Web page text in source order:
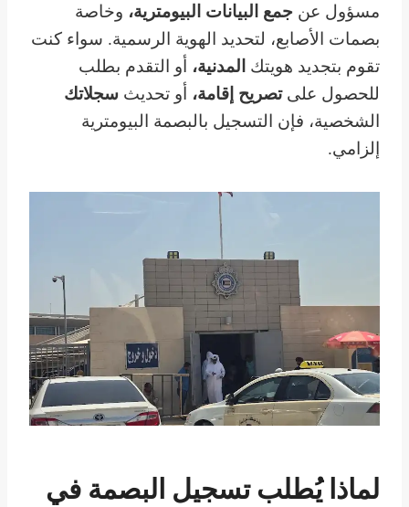
مسؤول عن جمع البيانات البيومترية، وخاصة
بصمات الأصابع، لتحديد الهوية الرسمية. سواء كنت
تقوم بتجديد هويتك المدنية، أو التقدم بطلب
للحصول علىتصريح إقامة، أو تحديث سجلاتك
الشخصية، فإن التسجيل بالبصمة البيومترية
إلزامي.
لماذا يُطلب تسجيل البصمة في